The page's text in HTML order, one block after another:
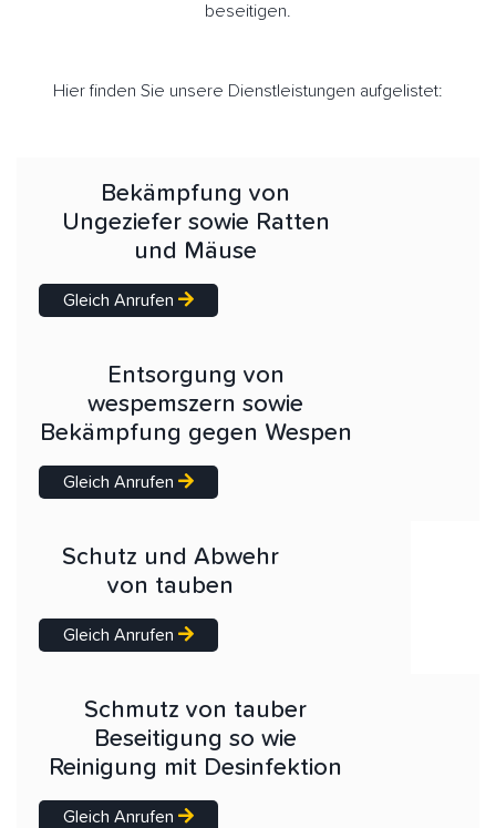
beseitigen.
Hier finden Sie unsere Dienstleistungen aufgelistet:
Bekämpfung von
Ungeziefer sowie Ratten
und Mäuse
Gleich Anrufen
Entsorgung von
wespemszern sowie
Bekämpfung gegen Wespen
Gleich Anrufen
Schutz und Abwehr
von tauben
Gleich Anrufen
Schmutz von tauber
Beseitigung so wie
Reinigung mit Desinfektion
Gleich Anrufen